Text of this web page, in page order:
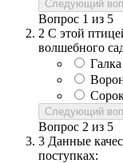
Вопрос 1 из 5
2 С этой
волшебного
Галка
Вопрос 2 из 5
3 Данные
поступках: